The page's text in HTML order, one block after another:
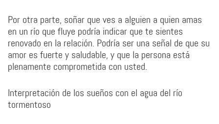
Por otra parte, soñar que ves a alguien a quien amas
en un río que fluye podría indicar que te sientes
renovado en la relación. Podría ser una señal de que su
amor es fuerte y saludable, y que la persona está
plenamente comprometida con usted.
Interpretación de los sueños con el agua del río
tormentoso